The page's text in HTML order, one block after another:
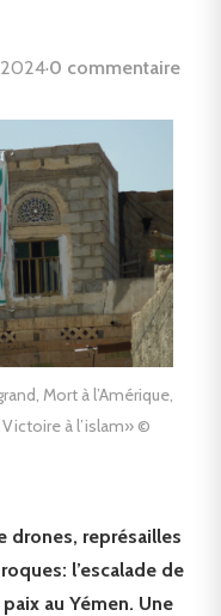
·0 commentaire
Mort à l’Amérique,
à l’islam» ©
drones, représailles
l’escalade de
au Yémen. Une